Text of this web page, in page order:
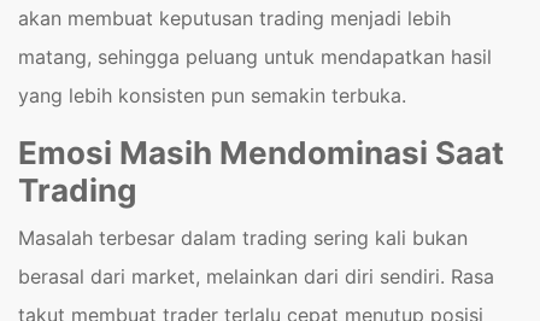
akan membuat keputusan trading menjadi lebih
matang, sehingga peluang untuk mendapatkan hasil
yang lebih konsisten pun semakin terbuka.
Emosi Masih Mendominasi Saat
Trading
Masalah terbesar dalam trading sering kali bukan
berasal dari market, melainkan dari diri sendiri. Rasa
takut membuat trader terlalu cepat menutup posisi